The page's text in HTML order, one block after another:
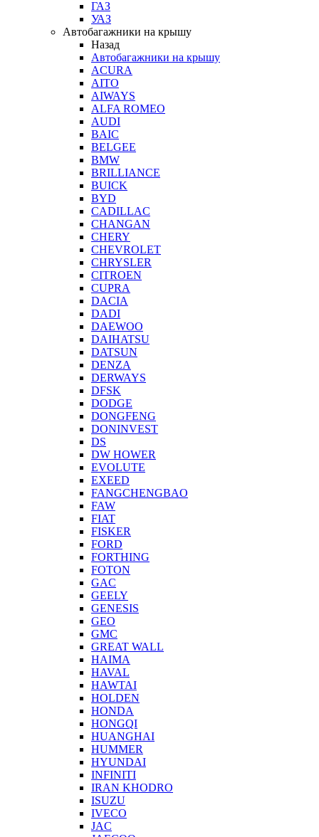
ГАЗ
УАЗ
Автобагажники на крышу
Назад
Автобагажники на крышу
ACURA
AITO
AIWAYS
ALFA ROMEO
AUDI
BAIC
BELGEE
BMW
BRILLIANCE
BUICK
BYD
CADILLAC
CHANGAN
CHERY
CHEVROLET
CHRYSLER
CITROEN
CUPRA
DACIA
DADI
DAEWOO
DAIHATSU
DATSUN
DENZA
DERWAYS
DFSK
DODGE
DONGFENG
DONINVEST
DS
DW HOWER
EVOLUTE
EXEED
FANGCHENGBAO
FAW
FIAT
FISKER
FORD
FORTHING
FOTON
GAC
GEELY
GENESIS
GEO
GMC
GREAT WALL
HAIMA
HAVAL
HAWTAI
HOLDEN
HONDA
HONGQI
HUANGHAI
HUMMER
HYUNDAI
INFINITI
IRAN KHODRO
ISUZU
IVECO
JAC